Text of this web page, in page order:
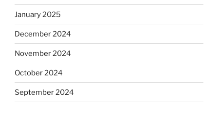
January 2025
December 2024
November 2024
October 2024
September 2024